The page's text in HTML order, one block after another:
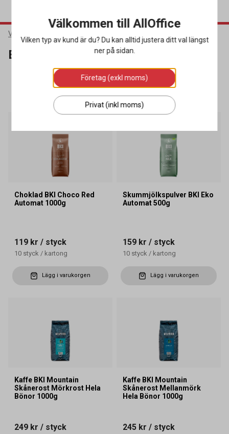
Varumärken
BKI
SORTERA
15 produkter
Choklad BKI Choco Red
Automat 1000g
119 kr / styck
10 styck / kartong
Lägg i varukorgen
Skummjölkspulver BKI Eko
Automat 500g
159 kr / styck
10 styck / kartong
Lägg i varukorgen
Kaffe BKI Mountain
Skånerost Mörkrost Hela
Bönor 1000g
249 kr / styck
Kaffe BKI Mountain
Skånerost Mellanmörk
Hela Bönor 1000g
245 kr / styck
Välkommen till AllOffice
Vilken typ av kund är du? Du kan alltid justera ditt val längst
ner på sidan.
Företag (exkl moms)
Privat (inkl moms)